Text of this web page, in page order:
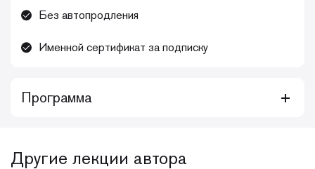
Без автопродления
Именной сертификат за подписку
Программа
пройденным темам. Программа, состоящая из
Другие лекции автора